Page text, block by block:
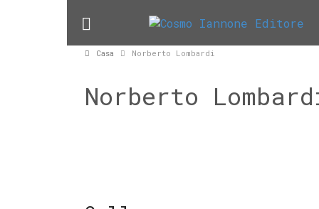
Casa Norberto Lombardi
Norberto